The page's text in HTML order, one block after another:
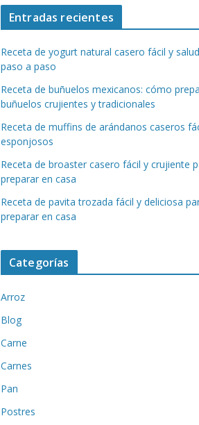
Entradas recientes
Receta de yogurt natural casero fácil y
paso a paso
Receta de buñuelos mexicanos: cómo
buñuelos crujientes y tradicionales
Receta de muffins de arándanos caseros
esponjosos
Receta de broaster casero fácil y crujiente
preparar en casa
Receta de pavita trozada fácil y deliciosa
preparar en casa
Categorías
Arroz
Blog
Carne
Carnes
Pan
Postres